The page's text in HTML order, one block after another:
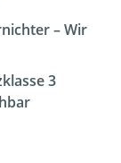
– Wir
3